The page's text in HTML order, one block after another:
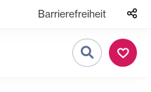
Barrierefreiheit
Suche